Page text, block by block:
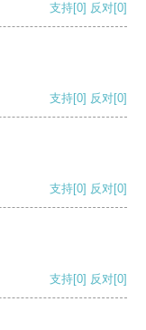
支持[0] 反对[0]
支持[0] 反对[0]
支持[0] 反对[0]
支持[0] 反对[0]